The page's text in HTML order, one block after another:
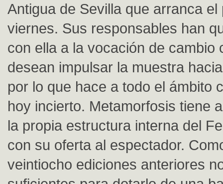
Antigua de Sevilla que arranca el
viernes. Sus responsables han
con ella a la vocación de cambio
desean impulsar la muestra
por lo que hace a todo el ámbito
hoy incierto. Metamorfosis tiene
la propia estructura interna del
con su oferta al espectador.
veintiocho ediciones anteriores